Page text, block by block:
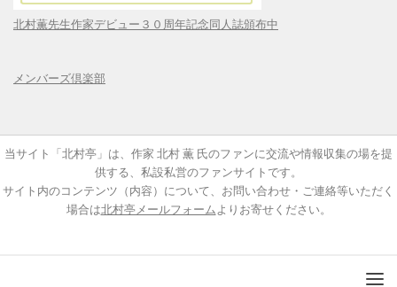
北村薫先生作家デビュー３０周年記念同人誌頒布中
メンバーズ倶楽部
当サイト「北村亭」は、作家 北村 薫 氏のファンに交流や情報収集の場を提
供する、私設私営のファンサイトです。
サイト内のコンテンツ（内容）について、お問い合わせ・ご連絡等いただく
場合は北村亭メールフォームよりお寄せください。